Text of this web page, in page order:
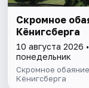
Скромное
Кёнигсберга
10 августа 2026 •
понедельник
Скромное обаяние
Кёнигсберга